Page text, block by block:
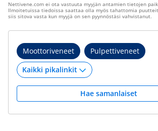
Nettivene.com ei ota vastuuta myyjän antamien tietojen
Ilmoitetuissa tiedoissa saattaa olla myös tahattomia
siis sitova vasta kun myyjä on sen pyynnöstäsi vahvistanut.
Moottoriveneet Pulpettiveneet
Hae samanlaiset